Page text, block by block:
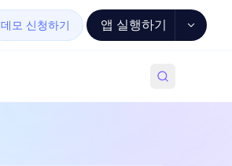
데모 신청하기 앱 실행하기